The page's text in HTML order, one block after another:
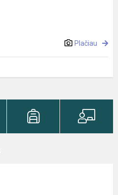
Plačiau